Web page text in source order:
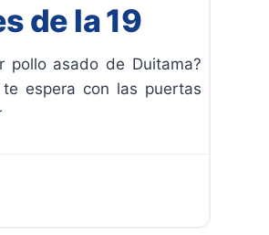
de la 19
pollo asado de Duitama?
espera con las puertas